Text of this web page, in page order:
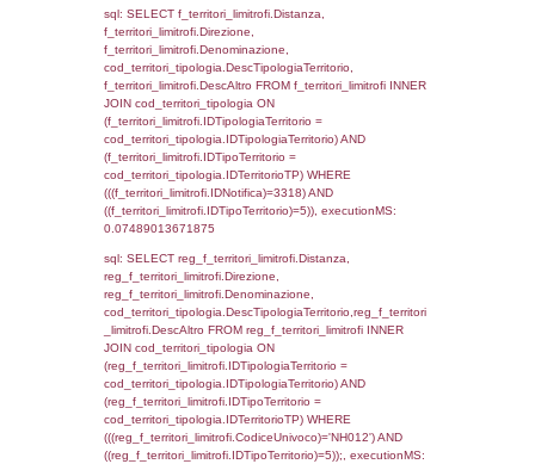
DATE_FORMAT(DataChiusura, '%d/%m/
DataChiusura,
'%d/%m/%Y') as DataUltimoPIR FROM
WHERE (((d3_ispezioni.IDNotifica)=3318)),
0.0005950927734375
sql: SELECT el_nazioni.DescIT,
FROM f_confini_stato INNER JOIN
f_confini_stato.IDStato = el_nazioni.IDStato
f_confini_stato.IDNotifica = 3318;,
0.00050091743469238
sql: SELECT el_regioni.Regione,
el_comuni.Comune,
f_confini INNER JOIN ((el_comuni INNER
ON el_comuni.IstProvincia =
INNER JOIN el_regioni ON